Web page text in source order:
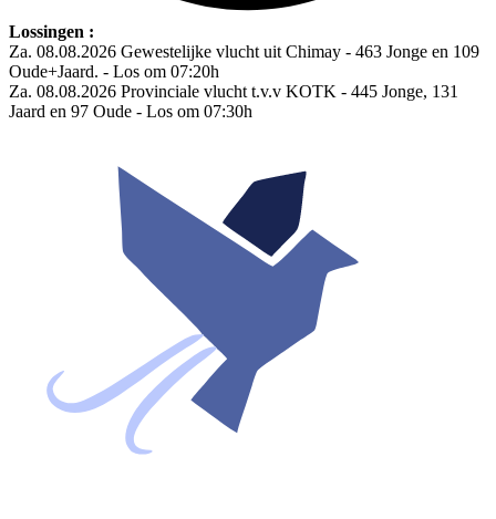
Lossingen :
Za. 08.08.2026 Gewestelijke vlucht uit Chimay - 463 Jonge en 109
Oude+Jaard. - Los om 07:20h
Za. 08.08.2026 Provinciale vlucht t.v.v KOTK - 445 Jonge, 131
Jaard en 97 Oude - Los om 07:30h